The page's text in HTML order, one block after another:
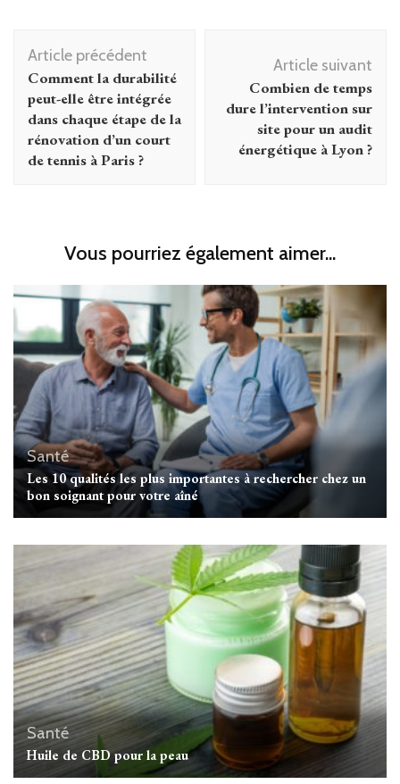
Navigation
d'article
Article précédent
Comment la durabilité
peut-elle être intégrée
dans chaque étape de la
rénovation d’un court
de tennis à Paris ?
Article suivant
Combien de temps
dure l’intervention sur
site pour un audit
énergétique à Lyon ?
Vous pourriez également aimer...
Santé
Les 10 qualités les plus importantes à rechercher chez un
bon soignant pour votre aîné
Santé
Huile de CBD pour la peau